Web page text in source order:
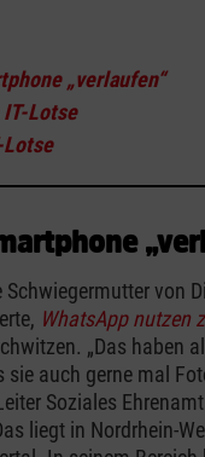
„verlaufen“
IT-Lotse
von
WhatsApp nutzen
„Das haben
sie auch gerne mal
Soziales
liegt in Nordrhein-